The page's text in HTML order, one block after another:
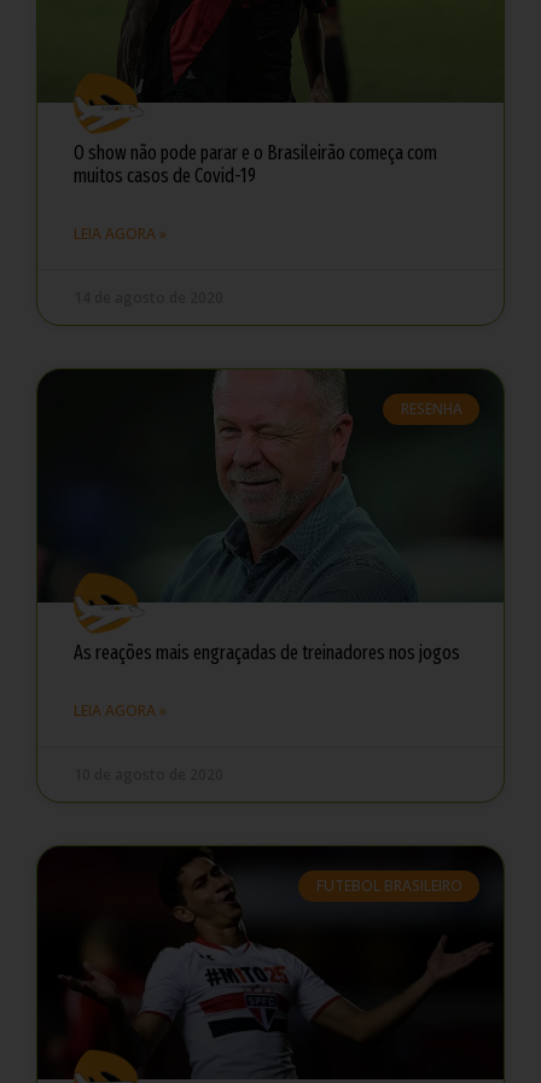
O show não pode parar e o Brasileirão começa com
muitos casos de Covid-19
LEIA AGORA »
RESENHA
As reações mais engraçadas de treinadores nos jogos
LEIA AGORA »
FUTEBOL BRASILEIRO